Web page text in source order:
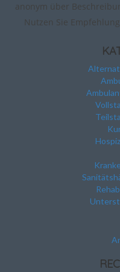
anonym über
Nutzen Sie